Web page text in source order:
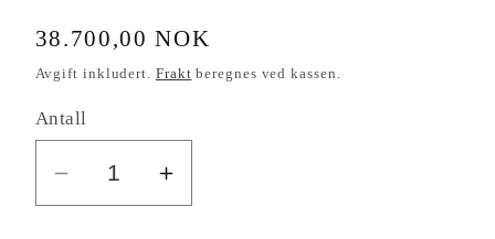
Vanlig
pris
38.700,00 NOK
Avgift inkludert. Frakt beregnes ved kassen.
Antall
Senk
antallet
Øk
antallet